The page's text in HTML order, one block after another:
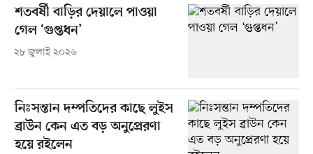
শতবর্ষী বাড়ির দেয়ালে পাওয়া
গেল ‘গুপ্তধন’
২৮ জুলাই ২০২৬
নিঃসন্তান দম্পতিদের কাছে লুইস
ব্রাউন কেন এত বড় অনুপ্রেরণা
হয়ে রইলেন